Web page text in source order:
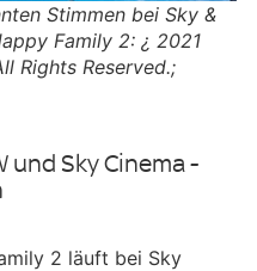
Stimmen bei Sky &
Family 2: ¿ 2021
Rights Reserved.;
und Sky Cinema -
2 läuft bei Sky